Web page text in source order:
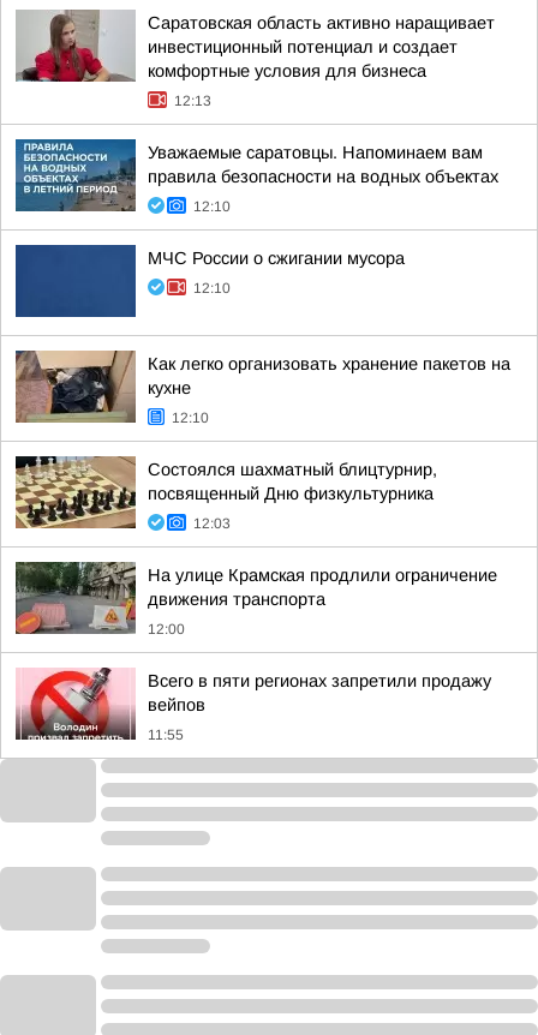
Саратовская область активно наращивает
инвестиционный потенциал и создает
комфортные условия для бизнеса
12:13
Уважаемые саратовцы. Напоминаем вам
правила безопасности на водных объектах
12:10
МЧС России о сжигании мусора
12:10
Как легко организовать хранение пакетов на
кухне
12:10
Состоялся шахматный блицтурнир,
посвященный Дню физкультурника
12:03
На улице Крамская продлили ограничение
движения транспорта
12:00
Всего в пяти регионах запретили продажу
вейпов
11:55